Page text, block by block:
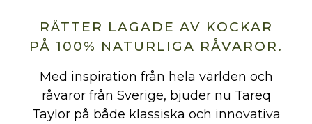
RÄTTER LAGADE AV KOCKAR
PÅ 100% NATURLIGA RÅVAROR.
Med inspiration från hela världen och
råvaror från Sverige, bjuder nu Tareq
Taylor på både klassiska och innovativa